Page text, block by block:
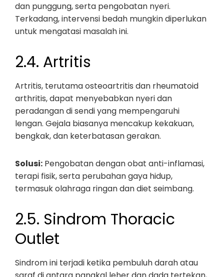
dan punggung, serta pengobatan nyeri.
Terkadang, intervensi bedah mungkin diperlukan
untuk mengatasi masalah ini.
2.4. Artritis
Artritis, terutama osteoartritis dan rheumatoid
arthritis, dapat menyebabkan nyeri dan
peradangan di sendi yang mempengaruhi
lengan. Gejala biasanya mencakup kekakuan,
bengkak, dan keterbatasan gerakan.
Solusi: Pengobatan dengan obat anti-inflamasi,
terapi fisik, serta perubahan gaya hidup,
termasuk olahraga ringan dan diet seimbang.
2.5. Sindrom Thoracic
Outlet
Sindrom ini terjadi ketika pembuluh darah atau